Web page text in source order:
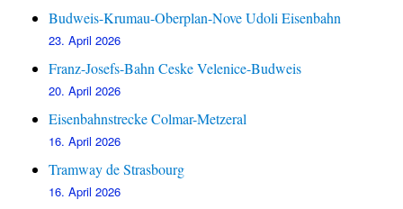
Budweis-Krumau-Oberplan-Nove Udoli Eisenbahn
23. April 2026
Franz-Josefs-Bahn Ceske Velenice-Budweis
20. April 2026
Eisenbahnstrecke Colmar-Metzeral
16. April 2026
Tramway de Strasbourg
16. April 2026